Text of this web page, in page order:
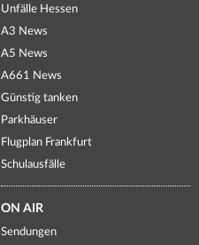
Unfälle Hessen
A3 News
A5 News
A661 News
Günstig tanken
Parkhäuser
Flugplan Frankfurt
Schulausfälle
ON AIR
Sendungen